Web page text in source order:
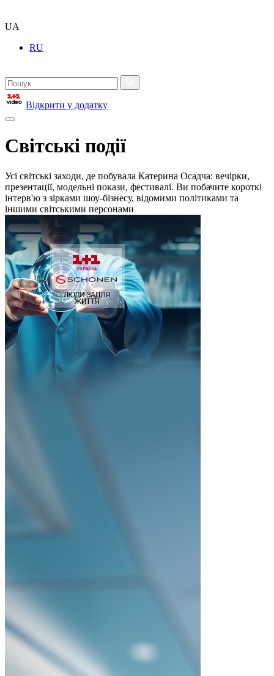
UA
RU
Відкрити у додатку
Світські події
Усі світські заходи, де побувала Катерина Осадча: вечірки,
презентації, модельні покази, фестивалі. Ви побачите короткі
інтерв'ю з зірками шоу-бізнесу, відомими політиками та
іншими світськими персонами